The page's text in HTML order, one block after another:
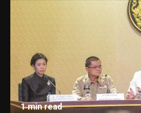
1 min read